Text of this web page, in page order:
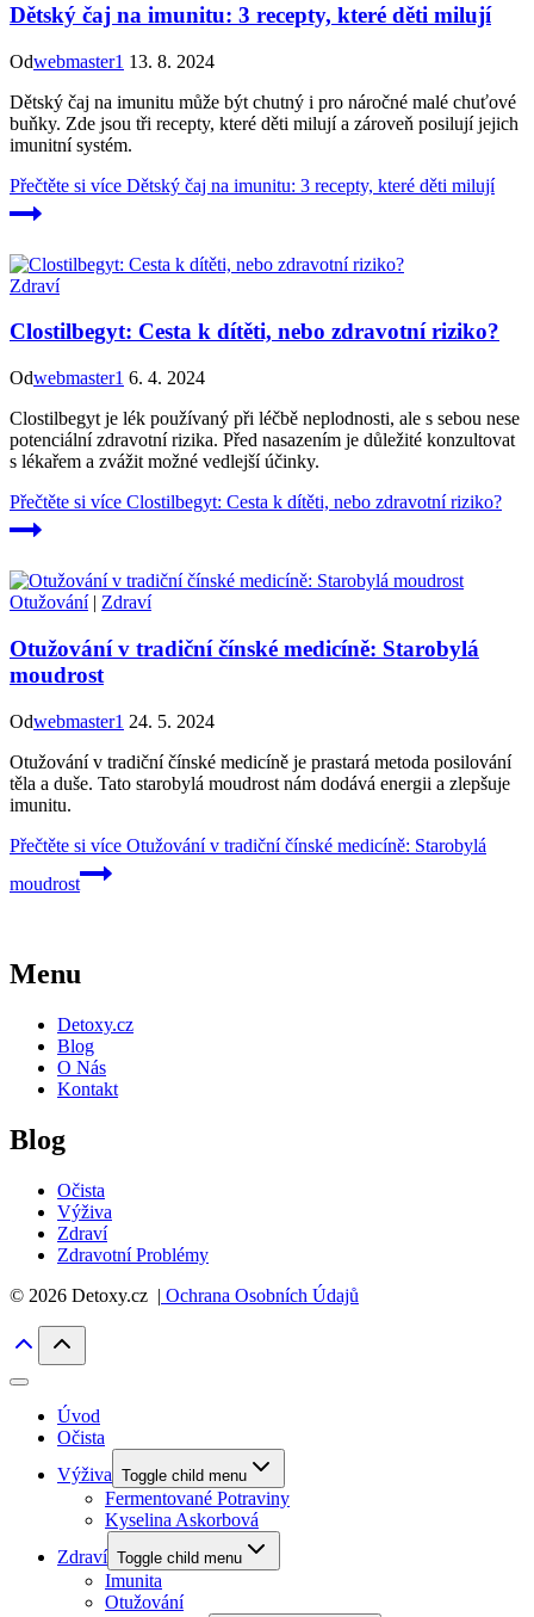
Dětský čaj na imunitu: 3 recepty, které děti milují
Odwebmaster1 13. 8. 2024
Dětský čaj na imunitu může být chutný i pro náročné malé chuťové
buňky. Zde jsou tři recepty, které děti milují a zároveň posilují jejich
imunitní systém.
Přečtěte si více Dětský čaj na imunitu: 3 recepty, které děti milují
Zdraví
Clostilbegyt: Cesta k dítěti, nebo zdravotní riziko?
Odwebmaster1 6. 4. 2024
Clostilbegyt je lék používaný při léčbě neplodnosti, ale s sebou nese
potenciální zdravotní rizika. Před nasazením je důležité konzultovat
s lékařem a zvážit možné vedlejší účinky.
Přečtěte si více Clostilbegyt: Cesta k dítěti, nebo zdravotní riziko?
Otužování| Zdraví
Otužování v tradiční čínské medicíně: Starobylá
moudrost
Odwebmaster1 24. 5. 2024
Otužování v tradiční čínské medicíně je prastará metoda posilování
těla a duše. Tato starobylá moudrost nám dodává energii a zlepšuje
imunitu.
Přečtěte si více Otužování v tradiční čínské medicíně: Starobylá
moudrost
Menu
Detoxy.cz
Blog
O Nás
Kontakt
Blog
Očista
Výživa
Zdraví
Zdravotní Problémy
© 2026 Detoxy.cz | Ochrana Osobních Údajů
Úvod
Očista
Výživa Toggle child menu
Fermentované Potraviny
Kyselina Askorbová
Zdraví Toggle child menu
Imunita
Otužování